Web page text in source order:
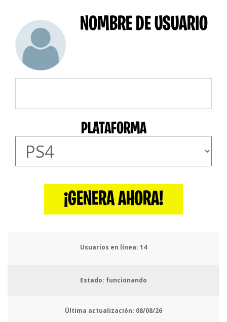
NOMBRE DE USUARIO
PLATAFORMA
¡GENERA AHORA!
Usuarios en línea: 14
Estado: funcionando
Última actualización: 08/08/26